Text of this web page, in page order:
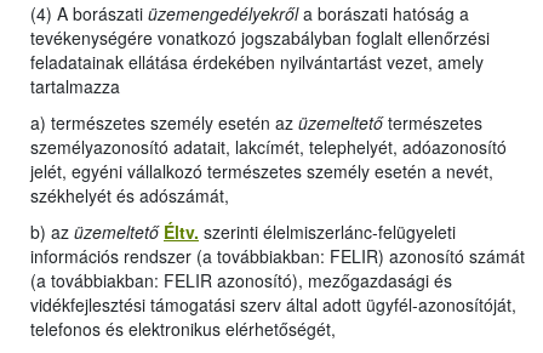
(4) A borászati üzemengedélyekrőla borászati hatóság a
tevékenységére vonatkozó jogszabályban foglalt ellenőrzési
feladatainak ellátása érdekében nyilvántartást vezet, amely
tartalmazza
a) természetes személy esetén az üzemeltetőtermészetes
személyazonosító adatait, lakcímét, telephelyét, adóazonosító
jelét, egyéni vállalkozó természetes személy esetén a nevét,
székhelyét és adószámát,
b) az üzemeltető Éltv. szerinti élelmiszerlánc-felügyeleti
információs rendszer (a továbbiakban: FELIR) azonosító számát
(a továbbiakban: FELIR azonosító), mezőgazdasági és
vidékfejlesztési támogatási szerv által adott ügyfél-azonosítóját,
telefonos és elektronikus elérhetőségét,